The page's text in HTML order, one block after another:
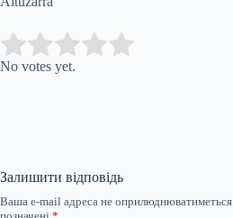
Rate this item:
No votes yet.
Залишити відповідь
Ваша e-mail адреса не оприлюднюватиметься.
позначені *